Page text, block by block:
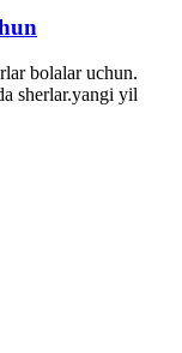
bolalar uchun.
sherlar.yangi yil